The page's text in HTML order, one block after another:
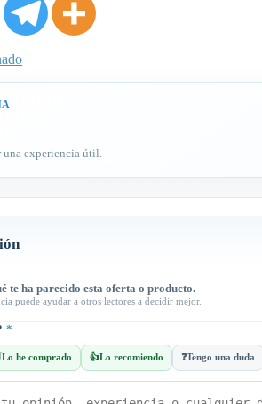
experiencia útil.
te ha parecido esta oferta o producto.
puede ayudar a otros lectores a decidir mejor.
*
Lo he comprado 👍Lo recomiendo ❓Tengo una duda